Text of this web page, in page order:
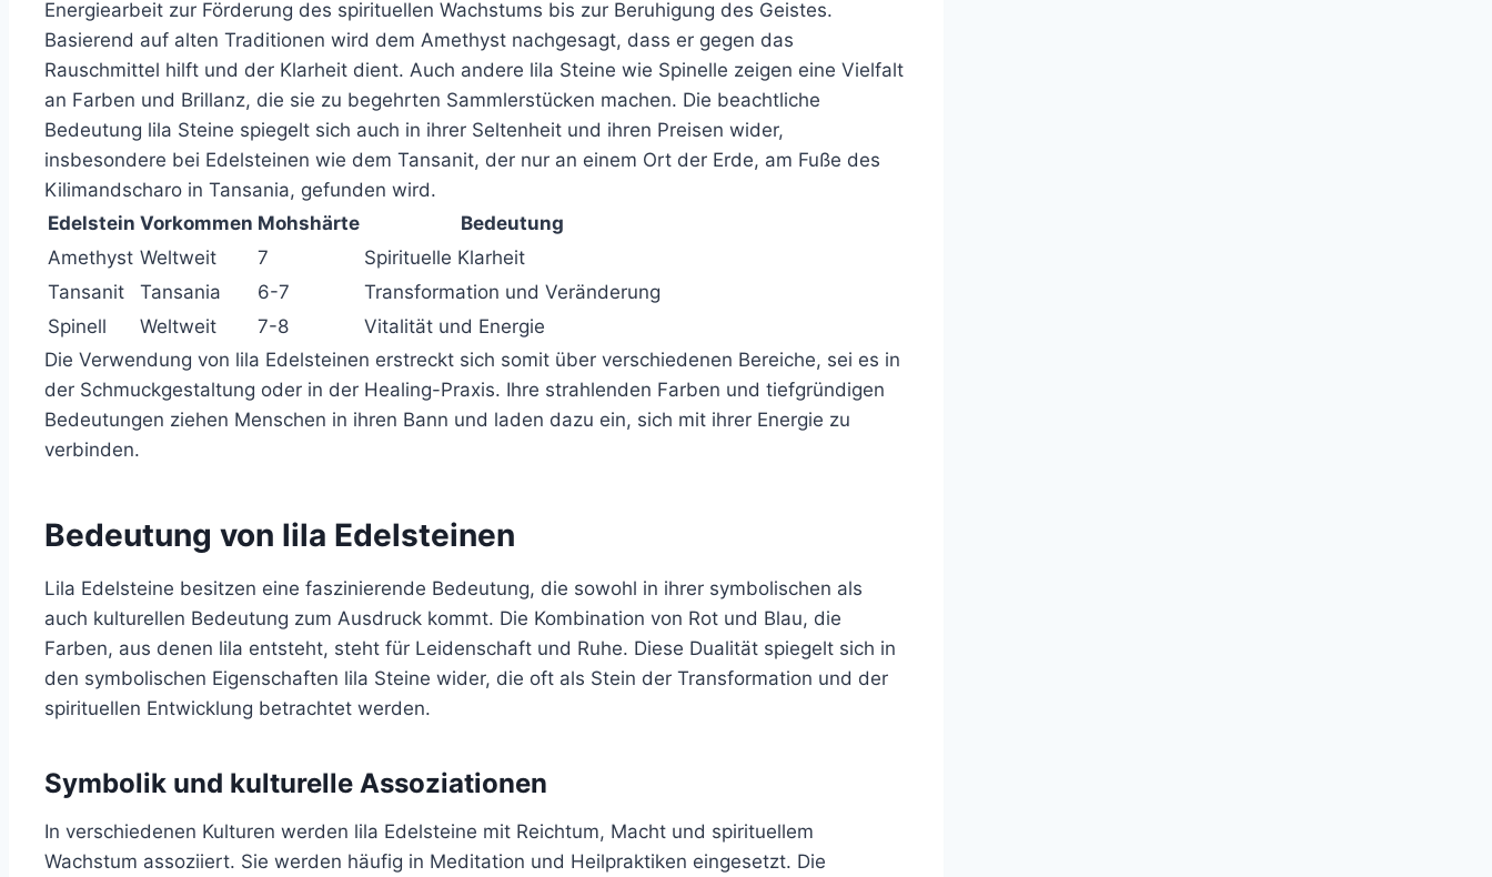
Energiearbeit zur Förderung des spirituellen Wachstums bis zur Beruhigung des Geistes.
Basierend auf alten Traditionen wird dem Amethyst nachgesagt, dass er gegen das
Rauschmittel hilft und der Klarheit dient. Auch andere lila Steine wie Spinelle zeigen eine Vielfalt
an Farben und Brillanz, die sie zu begehrten Sammlerstücken machen. Die beachtliche
Bedeutung lila Steine spiegelt sich auch in ihrer Seltenheit und ihren Preisen wider,
insbesondere bei Edelsteinen wie dem Tansanit, der nur an einem Ort der Erde, am Fuße des
Kilimandscharo in Tansania, gefunden wird.
Edelstein Vorkommen Mohshärte
Bedeutung
Amethyst Weltweit 7
Spirituelle Klarheit
Tansanit
Tansania 6-7
Transformation und Veränderung
Spinell
Weltweit 7-8
Vitalität und Energie
Die Verwendung von lila Edelsteinen erstreckt sich somit über verschiedenen Bereiche, sei es in
der Schmuckgestaltung oder in der Healing-Praxis. Ihre strahlenden Farben und tiefgründigen
Bedeutungen ziehen Menschen in ihren Bann und laden dazu ein, sich mit ihrer Energie zu
verbinden.
Bedeutung von lila Edelsteinen
Lila Edelsteine besitzen eine faszinierende Bedeutung, die sowohl in ihrer symbolischen als
auch kulturellen Bedeutung zum Ausdruck kommt. Die Kombination von Rot und Blau, die
Farben, aus denen lila entsteht, steht für Leidenschaft und Ruhe. Diese Dualität spiegelt sich in
den symbolischen Eigenschaften lila Steine wider, die oft als Stein der Transformation und der
spirituellen Entwicklung betrachtet werden.
Symbolik und kulturelle Assoziationen
In verschiedenen Kulturen werden lila Edelsteine mit Reichtum, Macht und spirituellem
Wachstum assoziiert. Sie werden häufig in Meditation und Heilpraktiken eingesetzt. Die